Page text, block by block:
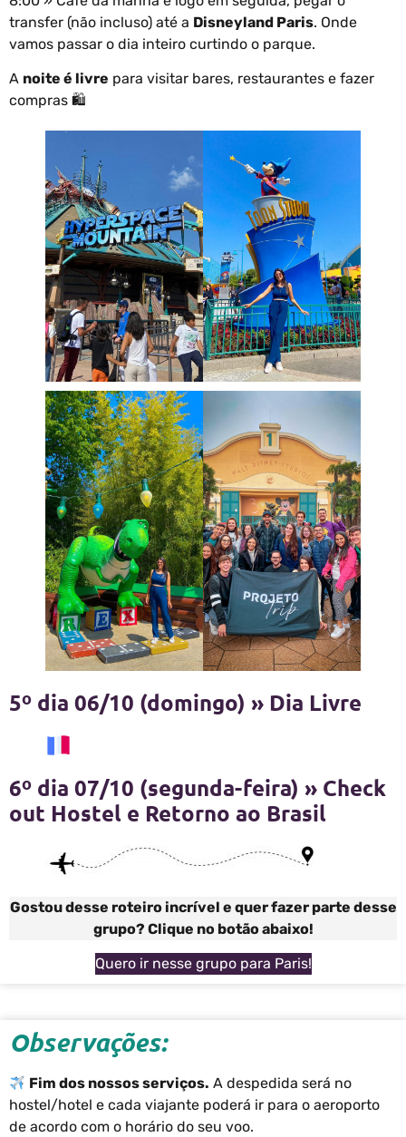
transfer (não incluso) até a Disneyland Paris. Onde
vamos passar o dia inteiro curtindo o parque.
A noite é livre para visitar bares, restaurantes e fazer
compras 🛍
5º dia 06/10 (domingo) » Dia Livre
6º dia 07/10 (segunda-feira) » Check
out Hostel e Retorno ao Brasil
Gostou desse roteiro incrível e quer fazer parte desse
grupo? Clique no botão abaixo!
Quero ir nesse grupo para Paris!
Observações:
Fim dos nossos serviços. A despedida será no
hostel/hotel e cada viajante poderá ir para o aeroporto
de acordo com o horário do seu voo.